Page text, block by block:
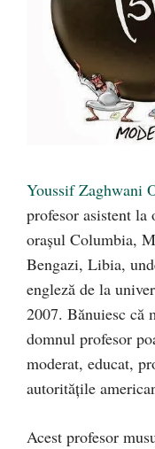
Youssif Zaghwani
profesor asistent la
orașul Columbia,
Bengazi, Libia,
engleză de la
2007. Bănuiesc că
domnul profesor
moderat, educat,
autoritățile
Acest profesor